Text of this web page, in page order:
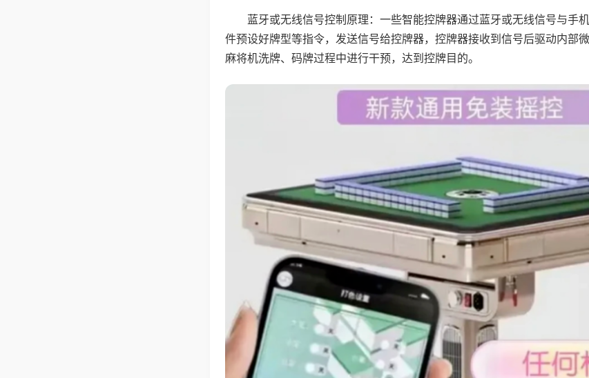
蓝牙或无线信号控制原理：一些智能控牌器通过蓝牙或无线信号与手
件预设好牌型等指令，发送信号给控牌器，控牌器接收到信号后驱动内部
麻将机洗牌、码牌过程中进行干预，达到控牌目的。